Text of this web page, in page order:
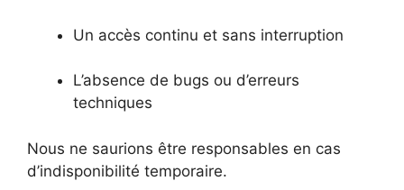
Un accès continu et sans interruption
L’absence de bugs ou d’erreurs
techniques
Nous ne saurions être responsables en cas
d’indisponibilité temporaire.